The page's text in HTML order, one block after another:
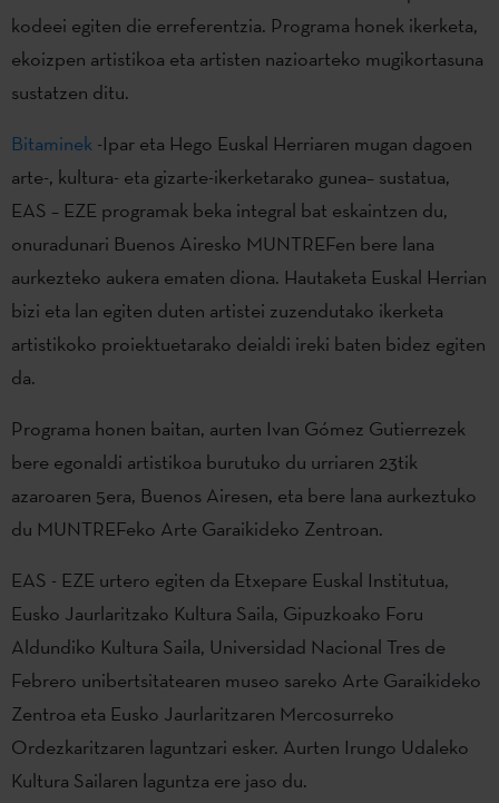
kodeei egiten die erreferentzia. Programa honek ikerketa,
ekoizpen artistikoa eta artisten nazioarteko mugikortasuna
sustatzen ditu.
Bitaminek -Ipar eta Hego Euskal Herriaren mugan dagoen
arte-, kultura- eta gizarte-ikerketarako gunea– sustatua,
EAS – EZE programak beka integral bat eskaintzen du,
onuradunari Buenos Airesko MUNTREFen bere lana
aurkezteko aukera ematen diona. Hautaketa Euskal Herrian
bizi eta lan egiten duten artistei zuzendutako ikerketa
artistikoko proiektuetarako deialdi ireki baten bidez egiten
da.
Programa honen baitan, aurten Ivan Gómez Gutierrezek
bere egonaldi artistikoa burutuko du urriaren 23tik
azaroaren 5era, Buenos Airesen, eta bere lana aurkeztuko
du MUNTREFeko Arte Garaikideko Zentroan.
EAS - EZE urtero egiten da Etxepare Euskal Institutua,
Eusko Jaurlaritzako Kultura Saila, Gipuzkoako Foru
Aldundiko Kultura Saila, Universidad Nacional Tres de
Febrero unibertsitatearen museo sareko Arte Garaikideko
Zentroa eta Eusko Jaurlaritzaren Mercosurreko
Ordezkaritzaren laguntzari esker. Aurten Irungo Udaleko
Kultura Sailaren laguntza ere jaso du.